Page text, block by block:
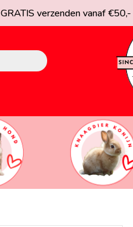
GRATIS verzenden vanaf €50,-